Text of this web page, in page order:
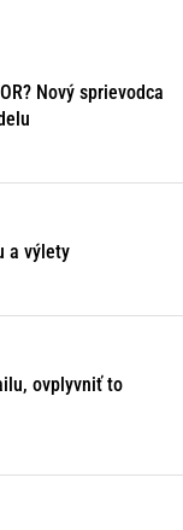
Nový sprievodca
a výlety
ovplyvniť to